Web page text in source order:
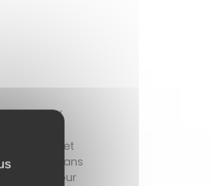
et RULLY.
qui permet
(dans
à tour